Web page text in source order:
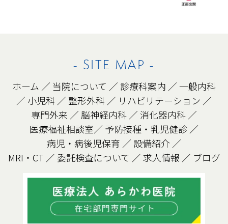
- SITE MAP -
ホーム ／ 当院について ／ 診療科案内 ／一般内科
／ 小児科 ／ 整形外科 ／ リハビリテーション ／
専門外来 ／ 脳神経内科 ／消化器内科 ／
医療福祉相談室／ 予防接種・乳児健診 ／
病児・病後児保育 ／ 設備紹介 ／
MRI・CT ／委託検査について ／求人情報 ／ ブログ